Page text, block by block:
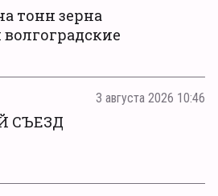
тонн зерна
3 августа 2026 10:46
СЪЕЗД